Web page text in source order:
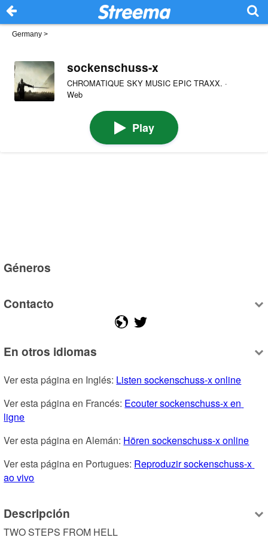
Germany >
sockenschuss-x
CHROMATIQUE SKY MUSIC EPIC TRAXX. ·
Web
Play
Géneros
Contacto
En otros idiomas
Ver esta página en Inglés: Listen sockenschuss-x online
Ver esta página en Francés: Ecouter sockenschuss-x en
ligne
Ver esta página en Alemán: Hören sockenschuss-x online
Ver esta página en Portugues: Reproduzir sockenschuss-x
ao vivo
Descripción
TWO STEPS FROM HELL